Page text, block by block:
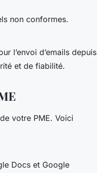
non conformes.
l’envoi d’emails depuis
et de fiabilité.
votre PME. Voici
Docs et Google